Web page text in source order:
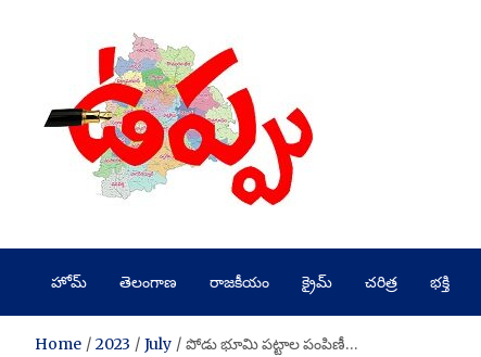
హోమ్ తెలంగాణ రాజకీయం క్రైమ్ చరిత్ర భక్తి
Home 2023 July పోడు భూమి పట్టాల పంపిణీ…